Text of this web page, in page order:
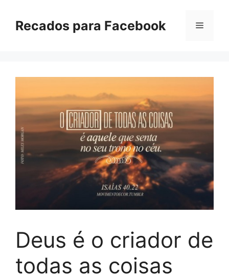
paraRecados para Facebook Menu
Deus é o criador de
todas as coisas